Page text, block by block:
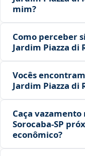
mim?
Como perceber
Jardim Piazza di
Vocês
Jardim Piazza di
Caça vazamento
Sorocaba‑SP
econômico?